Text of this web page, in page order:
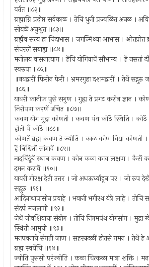
वर्तत ॥८२॥
ब्रह्माग्नि प्रदीप्त सर्वकाळ । तेचि धुनी प्रज्वळित अनळ ।
सोवळें अनुश्रुत ॥८३॥
ब्रह्मैव सत्य हा चिदाभास । जगन्मिथ्या आभास । ओतप्रोत
संचरलें सबाह्य ॥८४॥
मनोलय वासनात्याग । हेंचि योगियाचें सौभाग्य । हें नसतां
स्वरुपा ॥८५॥
॥नवद्वारीं फिरोन फेरी । भ्रमरगुहा दशमद्वारीं । तेथें सद्गुरु
॥८६॥
यावरी कानीफ पुसे सगुण । गुह्य ते प्रगट करोन ज्ञान ।
निरोपण करणें उचित ॥८७॥
कवण योग मुद्रा कोणती । कवण पंथ कोठें स्थिति । कोठें
होती पैं कोठें ॥८८॥
कोणतें ब्रह्म कवण ते ज्योति । काळ कोण विद्या कोणती
हें निश्चितीं सांगावें ॥८९॥
नादबिंदूंचें स्थान कवण । कोन कळा काय लक्षण । कैसें
दमन करावें ॥९०॥
यावरी गोरक्ष देती उत्तर । जो अधऊर्ध्वाहून पर । जो रुप
सद्गुरु ॥९१॥
आदिनाथापासोन प्रवाहे । भवानी भगीरथ यंत्रे लाहे ।
संदर्प मजलागी ॥९२॥
जेथें जीवशिवाचा संयोग । तोचि निगमपंथ योगसांग । मुद्रा
स्थिती आमुची ॥९३॥
मनपवनाचे संगती जाण । सहस्त्रदळीं होतसे गमन । तेथें हे
ब्रह्म स्वयेंचि ॥९४॥
ज्योति पुससी परंज्योति । कळा चित्कळा मात्रा शक्ति ।